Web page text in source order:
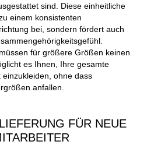
sind. Diese einheitliche
einem konsistenten
bei, sondern fördert auch
für größere Größen keinen
es Ihnen, Ihre gesamte
ohne dass
anfallen.
FÜR NEUE